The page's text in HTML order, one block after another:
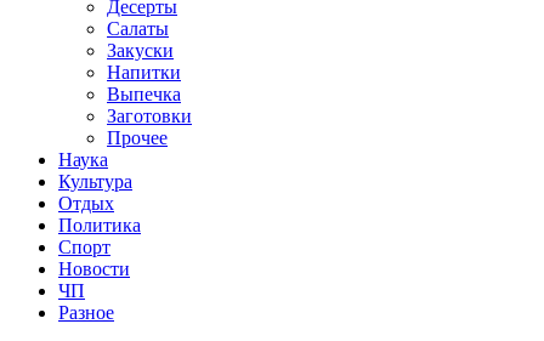
Десерты
Салаты
Закуски
Напитки
Выпечка
Заготовки
Прочее
Наука
Культура
Отдых
Политика
Спорт
Новости
ЧП
Разное